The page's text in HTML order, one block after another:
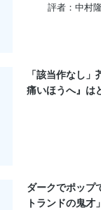
評者：中村
「該当作なし
痛いほうへ』は
ダークでポップ
トランドの鬼才